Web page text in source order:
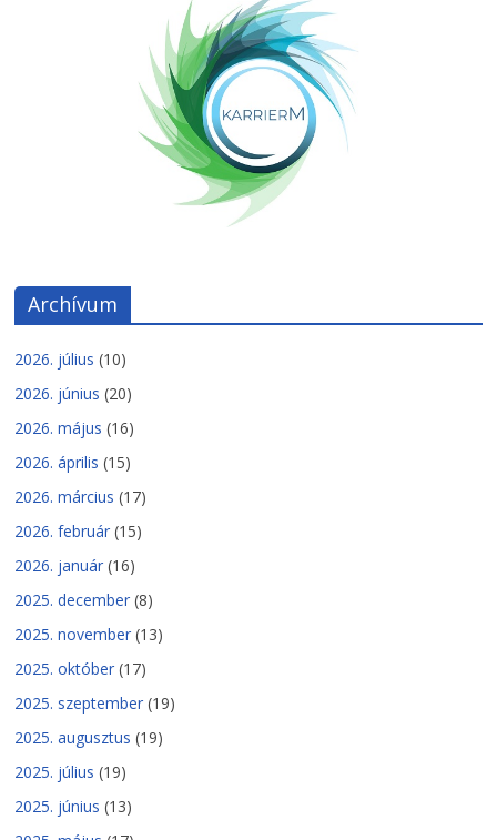
Archívum
2026. július (10)
2026. június (20)
2026. május (16)
2026. április (15)
2026. március (17)
2026. február (15)
2026. január (16)
2025. december (8)
2025. november (13)
2025. október (17)
2025. szeptember (19)
2025. augusztus (19)
2025. július (19)
2025. június (13)